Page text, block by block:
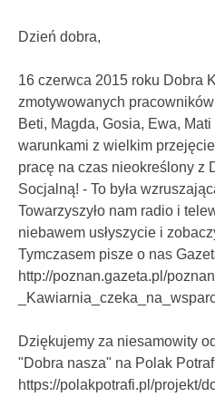
Dzień dobra,
16 czerwca 2015 roku Dobra
zmotywowanych
Beti, Magda, Gosia, Ewa,
warunkami z wielkim
pracę na czas nieokreślony z
Socjalną! - To była
Towarzyszyło nam radio i
niebawem usłyszycie i
Tymczasem pisze o nas
http://poznan.gazeta.pl/
Dziękujemy za niesamowity
"Dobra nasza" na Polak
https://polakpotrafi.pl/projekt/